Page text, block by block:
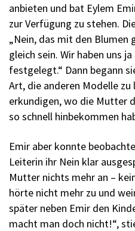
anbieten und bat Eylem
zur Verfügung zu stehen.
„Nein, das mit den Blumen
gleich sein. Wir haben uns
festgelegt.“ Dann begann
Art, die anderen Modelle zu
erkundigen, wo die Mutter
so schnell hinbekommen
Emir aber konnte
Leiterin ihr Nein klar
Mutter nichts mehr an –
hörte nicht mehr zu und
später neben Emir den
macht man doch nicht!“,